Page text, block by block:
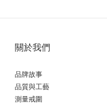
關於我們
品牌故事
品質與工藝
測量戒圍